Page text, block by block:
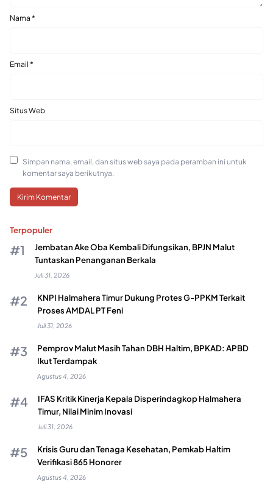
Nama *
Email *
Situs Web
Simpan nama, email, dan situs web saya pada peramban ini untuk
komentar saya berikutnya.
Terpopuler
Jembatan Ake Oba Kembali Difungsikan, BPJN Malut
Tuntaskan Penanganan Berkala
Juli 31, 2026
KNPI Halmahera Timur Dukung Protes G-PPKM Terkait
Proses AMDAL PT Feni
Juli 31, 2026
Pemprov Malut Masih Tahan DBH Haltim, BPKAD: APBD
Ikut Terdampak
Agustus 4, 2026
IFAS Kritik Kinerja Kepala Disperindagkop Halmahera
Timur, Nilai Minim Inovasi
Juli 31, 2026
Krisis Guru dan Tenaga Kesehatan, Pemkab Haltim
Verifikasi 865 Honorer
Agustus 4, 2026